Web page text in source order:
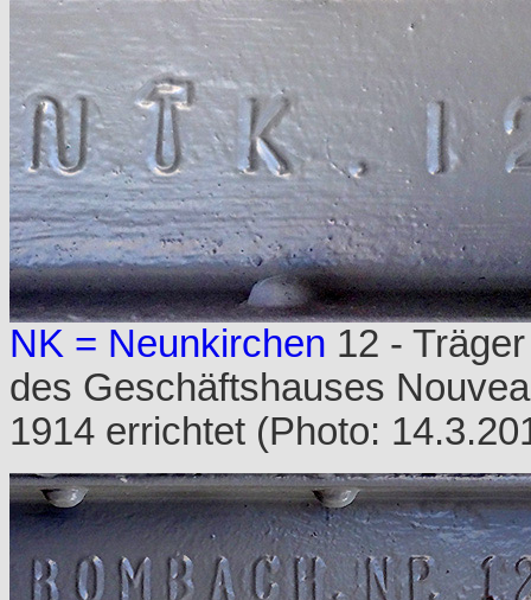
NK = Neunkirchen 12 -
des Geschäftshauses
1914 errichtet (Photo: